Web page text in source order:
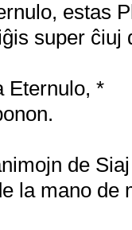
estas
super ĉiuj
Eternulo, *
de
la mano de